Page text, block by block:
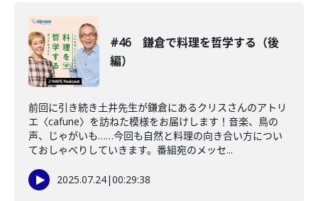
#46 鎌倉で料理を哲学する（後
編）
前回に引き続き土井先生が鎌倉にあるクリスさんのアトリ
エ〈cafune〉を訪ねた模様をお届けします！音楽、鳥の
声、じゃがいも……今回も自然と料理の向き合い方につい
ておしゃべりしていきます。番組宛のメッセ...
2025.07.24|00:29:38